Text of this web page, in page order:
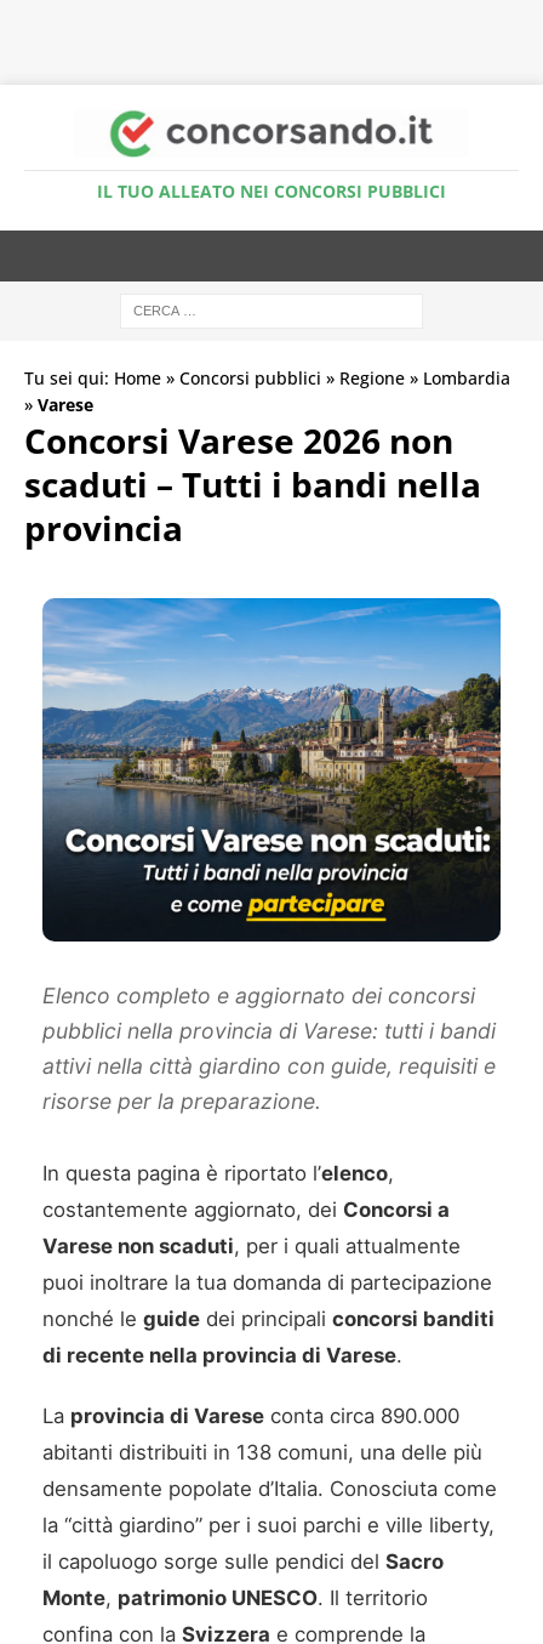
IL TUO ALLEATO NEI CONCORSI PUBBLICI
Tu sei qui: Home » Concorsi pubblici » Regione » Lombardia
» Varese
Concorsi Varese 2026 non
scaduti – Tutti i bandi nella
provincia
Elenco completo e aggiornato dei concorsi
pubblici nella provincia di Varese: tutti i bandi
attivi nella città giardino con guide, requisiti e
risorse per la preparazione.
In questa pagina è riportato l’elenco,
costantemente aggiornato, dei Concorsi a
Varese non scaduti, per i quali attualmente
puoi inoltrare la tua domanda di partecipazione
nonché le guide dei principali concorsi banditi
di recente nella provincia di Varese.
La provincia di Varese conta circa 890.000
abitanti distribuiti in 138 comuni, una delle più
densamente popolate d’Italia. Conosciuta come
la “città giardino” per i suoi parchi e ville liberty,
il capoluogo sorge sulle pendici del Sacro
Monte, patrimonio UNESCO. Il territorio
confina con la Svizzera e comprende la